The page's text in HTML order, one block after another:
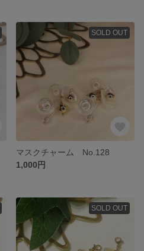
SOLD OUT
マスクチャーム No.128
1,000円
SOLD OUT